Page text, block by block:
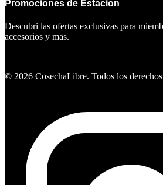
Promociones de Estacion
Descubri las ofertas exclusivas para
accesorios y mas.
© 2026 CosechaLibre. Todos los